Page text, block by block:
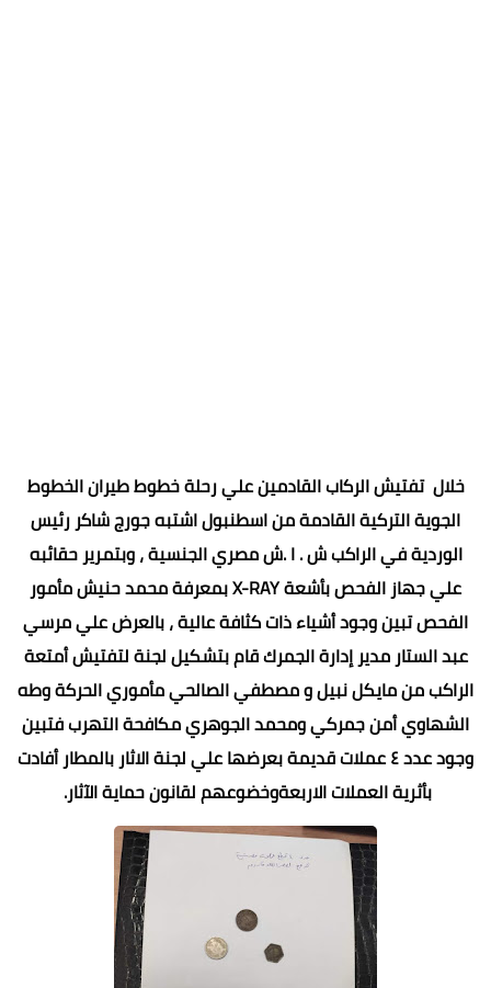
خلال تفتيش الركاب القادمين علي رحلة خطوط طيران الخطوط
الجوية التركية القادمة من اسطنبول اشتبه جورج شاكر رئيس
الوردية في الراكب ش . ا .ش مصري الجنسية ، وبتمرير حقائبه
علي جهاز الفحص بأشعة X-RAY بمعرفة محمد حنيش مأمور
الفحص تبين وجود أشياء ذات كثافة عالية ، بالعرض علي مرسي
عبد الستار مدير إدارة الجمرك قام بتشكيل لجنة لتفتيش أمتعة
الراكب من مايكل نبيل و مصطفي الصالحي مأموري الحركة وطه
الشهاوي أمن جمركي ومحمد الجوهري مكافحة التهرب فتبين
وجود عدد ٤ عملات قديمة بعرضها علي لجنة الاثار بالمطار أفادت
بأثرية العملات الاربعةوخضوعهم لقانون حماية الآثار.